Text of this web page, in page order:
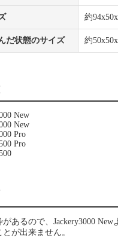
約
だ状態のサイズ 約
New
New
Pro
Pro
があるので、Jackery3000
が出来ません。